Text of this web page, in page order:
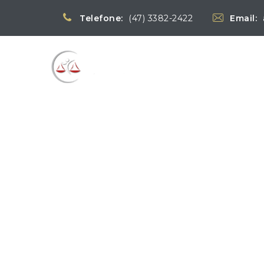
Telefone: (47) 3382-2422 Email: